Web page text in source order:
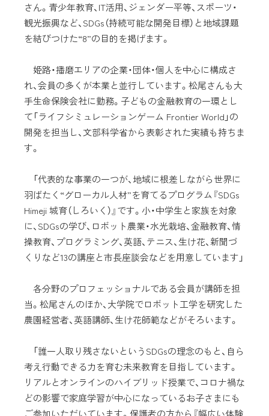
さん。青少年教育、IT活用、ジェンダー平等、スポーツ・
観光振興など、SDGs（持続可能な開発目標）と地域課題
を結びつけた“8”の目的を掲げます。
姫路・播磨エリアの企業・団体・個人を中心に構成さ
れ、会員の多くが本業と並行しています。松尾さんも大
手生命保険会社に勤務。子どもの金融教育の一環とし
て「ライフシミュレーションゲーム Frontier World」の
開発を担当し、文部科学省から表彰された実績も持ちま
す。
「代表的な事業の一つが、地域に根差しながら世界に
羽ばたく“グローカル人材”を育てるプログラム『SDGs
Himeji 城育（しろいく）』です。小・中学生と家族を対象
に、SDGsの学び、ロボット農業・水光栽培、金融教育、情
操教育、プログラミング、英語、テニス、生け花、新聞づ
くりなど13の講座と市長座談会などを用意しています」
各分野のプロフェッショナルである会員が講師を担
当。松尾さんのほか、大学院でロボット工学を研究した
農園経営者、英語講師、生け花師範などがそろいます。
「誰一人取り残さないというSDGsの理念のもと、自ら
考え行動できる力を育む未来教育を目指しています。
リアルとオンラインのハイブリッド授業で、コロナ禍な
どの影響で家庭学習が中心になっているお子さまにも
ご参加いただいています。保護者の方から『幅広い体験